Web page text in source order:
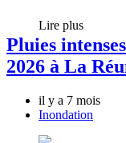
Lire plus
Pluies
2026 à La
il y a 7 mois
Inondation